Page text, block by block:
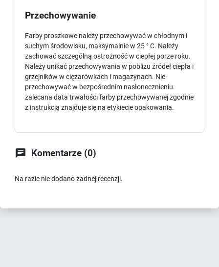
Przechowywanie
Farby proszkowe należy przechowywać w chłodnym i
suchym środowisku, maksymalnie w 25 ° C. Należy
zachować szczególną ostrożność w ciepłej porze roku.
Należy unikać przechowywania w pobliżu źródeł ciepła i
grzejników w ciężarówkach i magazynach. Nie
przechowywać w bezpośrednim nasłonecznieniu.
zalecana data trwałości farby przechowywanej zgodnie
z instrukcją znajduje się na etykiecie opakowania.
 Komentarze (0)
Na razie nie dodano żadnej recenzji.